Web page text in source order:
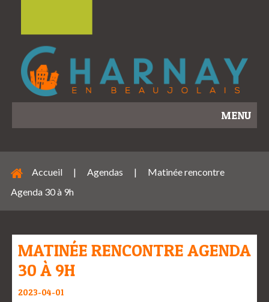
MENU
Accueil | Agendas |
Matinée rencontre
Agenda 30 à 9h
MATINÉE RENCONTRE AGENDA
30 À 9H
2023-04-01